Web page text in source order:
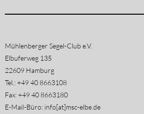
Mühlenberger Segel-Club e.V.
Elbuferweg 135
22609 Hamburg
Tel.: +49 40 8663108
Fax: +49 40 8663180
E-Mail-Büro: info[at]msc-elbe.de